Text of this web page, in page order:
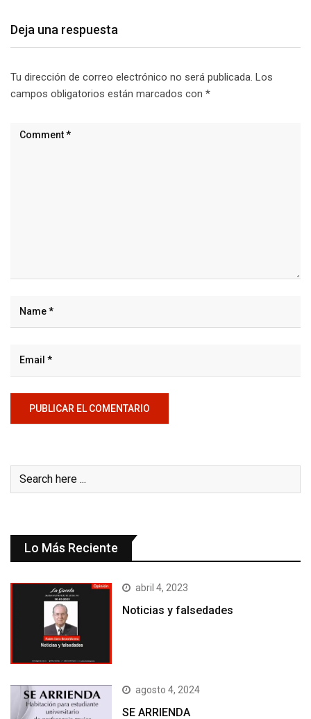
Deja una respuesta
Tu dirección de correo electrónico no será publicada. Los
campos obligatorios están marcados con *
Lo Más Reciente
abril 4, 2023
Noticias y falsedades
agosto 4, 2024
SE ARRIENDA